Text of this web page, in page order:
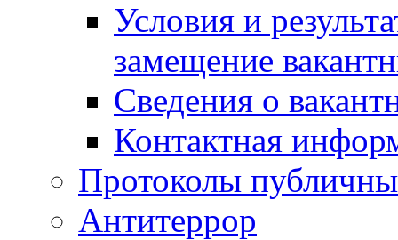
Условия и
замещение
Сведения о
Контактная
Протоколы
Антитеррор